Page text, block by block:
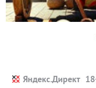
Яндекс.Директ